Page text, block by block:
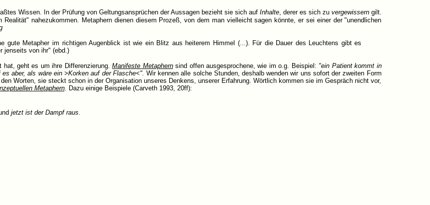
Wissen. In der Prüfung von Geltungsansprüchen der Aussagen bezieht sie sich auf Inhalte, derer es sich zu vergewisserngilt.
nahezukommen. Metaphern dienen diesem Prozeß, von dem man vielleicht sagen könnte, er sei einer der "unendlichen
gute Metapher im richtigen Augenblick ist wie ein Blitz aus heiterem Himmel (...). Für die Dauer des Leuchtens gibt es
jenseits von ihr" (ebd.)
hat, geht es um ihre Differenzierung.Manifeste Metaphernsind offen ausgesprochene, wie im o.g. Beispiel: "ein Patient kommt in
aber, als wäre ein >Korken auf der Flasche<". Wir kennen alle solche Stunden, deshalb wenden wir uns sofort der zweiten Form
Worten, sie steckt schon in der Organisation unseres Denkens, unserer Erfahrung. Wörtlich kommen sie im Gespräch nicht vor,
Metaphern. Dazu einige Beispiele (Carveth 1993, 20ff):
jetzt ist der Dampf raus